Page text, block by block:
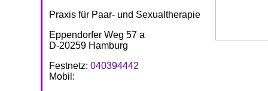
Praxis für Paar- und Sexualtherapie
Eppendorfer Weg 57 a
D-20259 Hamburg
Festnetz: 040394442
Mobil: